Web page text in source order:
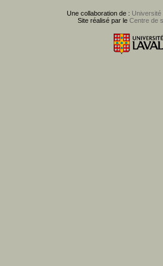
Une collaboration de : Université
Site réalisé par le Centre de